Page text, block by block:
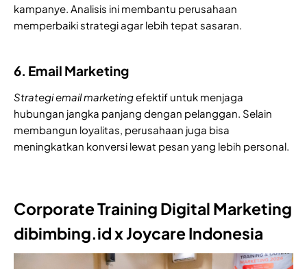
kampanye. Analisis ini membantu perusahaan
memperbaiki strategi agar lebih tepat sasaran.
6. Email Marketing
Strategi email marketingefektif untuk menjaga
hubungan jangka panjang dengan pelanggan. Selain
membangun loyalitas, perusahaan juga bisa
meningkatkan konversi lewat pesan yang lebih personal.
Corporate Training Digital Marketing
dibimbing.id x Joycare Indonesia